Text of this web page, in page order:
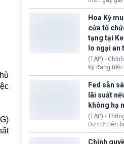
tục che giấu
thêm danh
nhằm duy trì
hoạch
World Cup bị
Chủ tịch
tiếp tục đối
buộc dùng
chính để đổi
chính trị từ
Bóng đá
áp lực dồn
tổ chức cuộc
Morocco.
Hoa Kỳ
cửa tổ
tạng tại
lo ngại an
(TAP) -
Kỳ đang
tục thu hồi
hoạt động
hiến tạng
Hope (bang
Nguyên
này bị cáo
sai sót
phạm quy
toàn y tế.
Fed sẵn
lãi suất
không hạ
(TAP) -
Dự trữ Liên
Lisa Cook
tăng lãi
Chính